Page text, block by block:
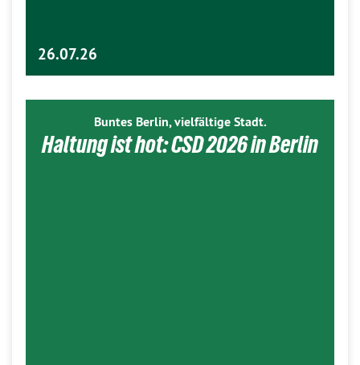
26.07.26
Buntes Berlin, vielfältige Stadt.
Haltung ist hot: CSD 2026 in Berlin